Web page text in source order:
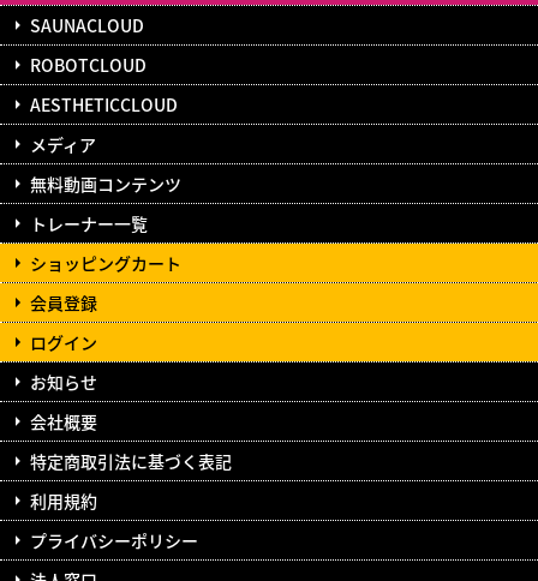
SAUNACLOUD
ROBOTCLOUD
AESTHETICCLOUD
メディア
無料動画コンテンツ
トレーナー一覧
ショッピングカート
会員登録
ログイン
お知らせ
会社概要
特定商取引法に基づく表記
利用規約
プライバシーポリシー